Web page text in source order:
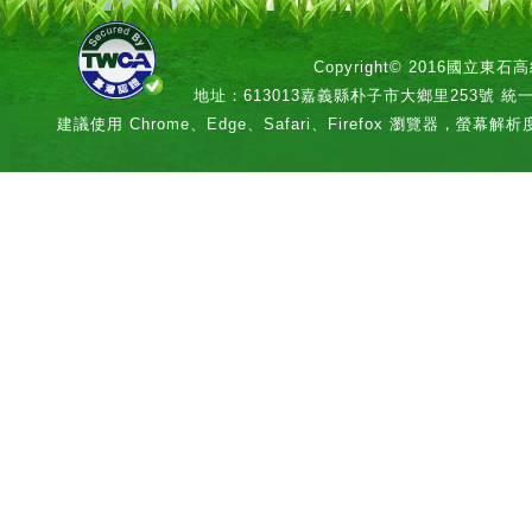
Copyright© 2016國立東石高
地址：613013嘉義縣朴子市大鄉里253號 統
建議使用 Chrome、Edge、Safari、Firefox 瀏覽器，螢幕解